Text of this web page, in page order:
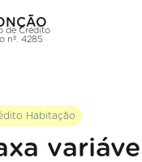
de Crédito
nº. 4285
Habitação